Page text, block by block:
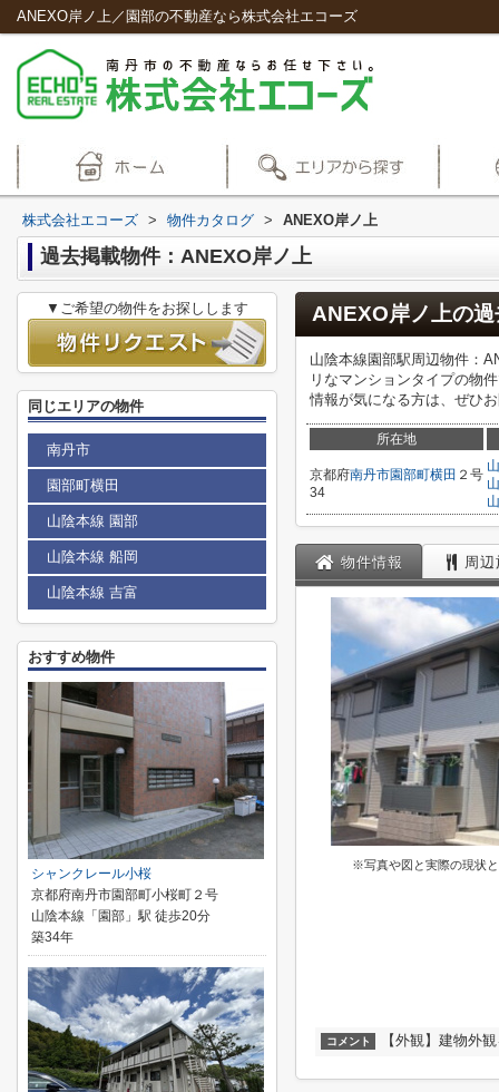
ANEXO岸ノ上／園部の不動産なら株式会社エコーズ
株式会社エコーズ > 物件カタログ > ANEXO岸ノ上
過去掲載物件：ANEXO岸ノ上
ANEXO岸ノ上の
山陰本線園部駅周辺物件：
リなマンションタイプの物
情報が気になる方は、ぜひ
所在地
京都府南丹市園部町横田 ２号
34
物件情報 周
※写真や図と実際の現状
コメント 【外観】建物外
▼ご希望の物件をお探しします
同じエリアの物件
南丹市
園部町横田
山陰本線 園部
山陰本線 船岡
山陰本線 吉富
おすすめ物件
シャンクレール小桜
京都府南丹市園部町小桜町２号
山陰本線「園部」駅 徒歩20分
築34年